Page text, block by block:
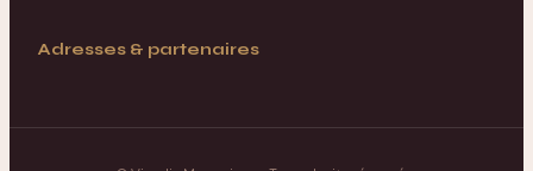
Adresses & partenaires